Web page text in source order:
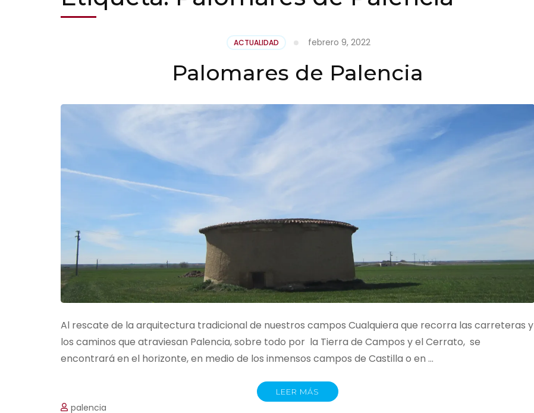
ACTUALIDAD febrero 9, 2022
Palomares de Palencia
Al rescate de la arquitectura tradicional de nuestros campos Cualquiera que recorra las carreteras y
los caminos que atraviesan Palencia, sobre todo por la Tierra de Campos y el Cerrato, se
encontrará en el horizonte, en medio de los inmensos campos de Castilla o en …
LEER MÁS
palencia